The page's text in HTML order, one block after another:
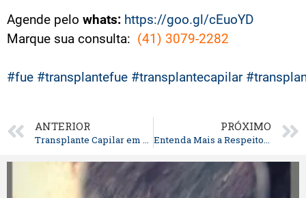
Agende pelo whats: https://goo.gl/cEuoYD
Marque sua consulta: (41) 3079-2282⠀⠀⠀
#fue #transplantefue #transplantecapilar
ANTERIOR
Transplante Capilar em Curitiba: Principais dúvidas e como é o transplante de cabelos
PRÓXIMO
Entenda Mais a Respeito do Transplante Capilar FUE